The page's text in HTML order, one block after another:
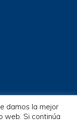
damos la mejor
web. Si continúa